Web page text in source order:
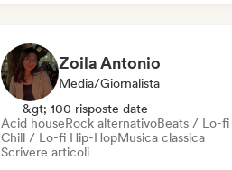
Zoila Antonio
Media/Giornalista
&gt; 100 risposte date
Acid houseRock alternativoBeats / Lo-fi
Chill / Lo-fi Hip-HopMusica classica
Scrivere articoli